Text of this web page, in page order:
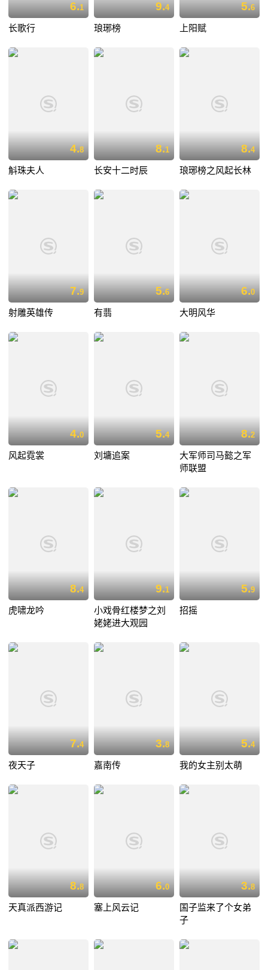
6.1
长歌行
9.4
琅琊榜
5.6
上阳赋
4.8
斛珠夫人
8.1
长安十二时辰
8.4
琅琊榜之风起长林
7.9
射雕英雄传
5.6
有翡
6.0
大明风华
4.0
风起霓裳
5.4
刘墉追案
8.2
大军师司马懿之军
师联盟
8.4
虎啸龙吟
9.1
小戏骨红楼梦之刘
姥姥进大观园
5.9
招摇
7.4
夜天子
3.8
嘉南传
5.4
我的女主别太萌
8.8
天真派西游记
6.0
塞上风云记
3.8
国子监来了个女弟
子